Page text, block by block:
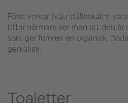
Först verkar tvättställsskålen
tittar närmare ser man att den är
som ger formen en organisk,
genialisk.
Toaletter